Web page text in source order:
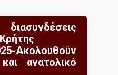
ανατολικό